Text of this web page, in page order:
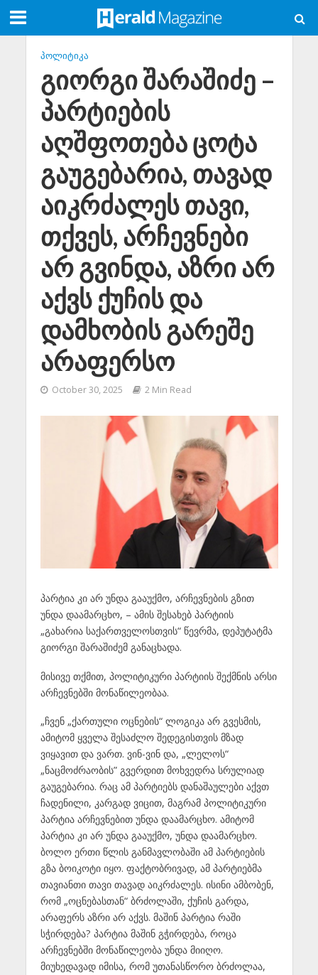
ᲞᲝᲚᲘᲢᲘᲙᲐ
გიორგი შარაშიძე –
პარტიების
აღშფოთება ცოტა
გაუგებარია, თავად
აიკრძალეს თავი,
თქვეს, არჩევნები
არ გვინდა, აზრი არ
აქვს ქუჩის და
დამხობის გარეშე
არაფერსო
October 30, 2025 2 Min Read
პარტია კი არ უნდა გააუქმო, არჩევნების გზით
უნდა დაამარცხო, – ამის შესახებ პარტიის
„გახარია საქართველოსთვის“ წევრმა, დეპუტატმა
გიორგი შარაშიძემ განაცხადა.
მისივე თქმით, პოლიტიკური პარტიის შექმნის არსი
არჩევნებში მონაწილეობაა.
„ჩვენ „ქართული ოცნების“ ლოგიკა არ გვესმის,
ამიტომ ყველა შესაძლო შედეგისთვის მზად
ვიყავით და ვართ. ვინ-ვინ და, „ლელოს“
„ნაცმოძრაობის” გვერდით მოხვედრა სრულიად
გაუგებარია. რაც ამ პარტიებს დანაშაულები აქვთ
ჩადენილი, კარგად ვიცით, მაგრამ პოლიტიკური
პარტია არჩევნებით უნდა დაამარცხო. ამიტომ
პარტია კი არ უნდა გააუქმო, უნდა დაამარცხო.
ბოლო ერთი წლის განმავლობაში ამ პარტიების
გზა ბოიკოტი იყო. ფაქტობრივად, ამ პარტიებმა
თავიანთი თავი თავად აიკრძალეს. ისინი ამბობენ,
რომ „ოცნებასთან“ ბრძოლაში, ქუჩის გარდა,
არაფერს აზრი არ აქვს. მაშინ პარტია რაში
სჭირდება? პარტია მაშინ გჭირდება, როცა
არჩევნებში მონაწილეობა უნდა მიიღო.
მიუხედავად იმისა, რომ უთანასწორო ბრძოლაა,